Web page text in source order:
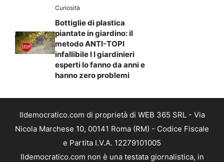
Curiosità
Bottiglie di plastica
piantate in giardino: il
metodo ANTI-TOPI
infallibile I I giardinieri
esperti lo fanno da anni e
hanno zero problemi
Ildemocratico.com di proprietà di WEB 365 SRL - Via
Nicola Marchese 10, 00141 Roma (RM) - Codice Fiscale
e Partita I.V.A. 12279101005
Ildemocratico.com non è una testata giornalistica, in